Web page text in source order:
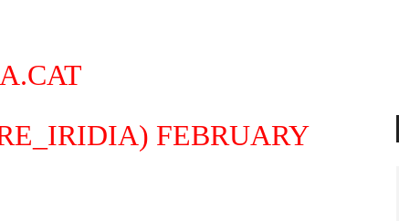
FEBRUARY